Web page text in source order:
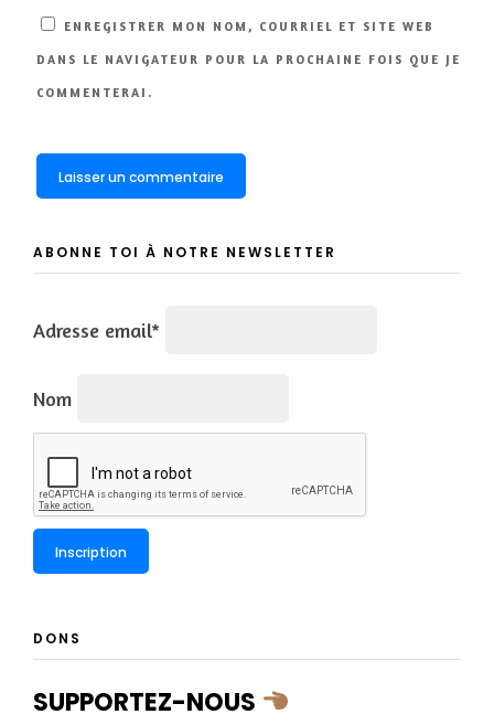
ENREGISTRER MON NOM, COURRIEL ET SITE WEB
DANS LE NAVIGATEUR POUR LA PROCHAINE FOIS QUE JE
COMMENTERAI.
ABONNE TOI À NOTRE NEWSLETTER
Adresse email*
Nom
DONS
SUPPORTEZ-NOUS